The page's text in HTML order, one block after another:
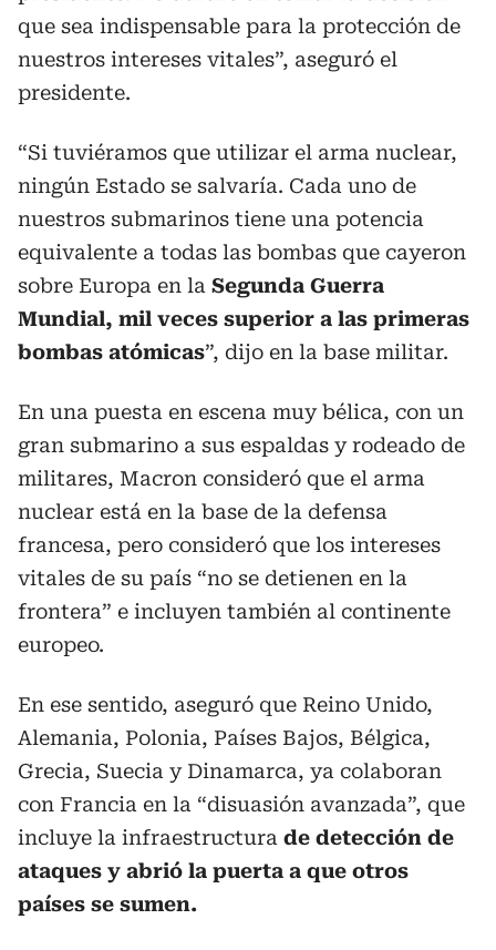
que sea indispensable para la protección de
nuestros intereses vitales”, aseguró el
presidente.
“Si tuviéramos que utilizar el arma nuclear,
ningún Estado se salvaría. Cada uno de
nuestros submarinos tiene una potencia
equivalente a todas las bombas que cayeron
sobre Europa en la Segunda Guerra
Mundial, mil veces superior a las primeras
bombas atómicas”, dijo en la base militar.
En una puesta en escena muy bélica, con un
gran submarino a sus espaldas y rodeado de
militares, Macron consideró que el arma
nuclear está en la base de la defensa
francesa, pero consideró que los intereses
vitales de su país “no se detienen en la
frontera” e incluyen también al continente
europeo.
En ese sentido, aseguró que Reino Unido,
Alemania, Polonia, Países Bajos, Bélgica,
Grecia, Suecia y Dinamarca, ya colaboran
con Francia en la “disuasión avanzada”, que
incluye la infraestructura de detección de
ataques y abrió la puerta a que otros
países se sumen.